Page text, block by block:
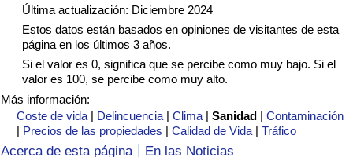
Última actualización: Diciembre 2024
Estos datos están basados en opiniones de visitantes de esta
página en los últimos 3 años.
Si el valor es 0, significa que se percibe como muy bajo. Si el
valor es 100, se percibe como muy alto.
Más información:
Coste de vida | Delincuencia |Clima |Sanidad |Contaminación
| Precios de las propiedades |Calidad de Vida |Tráfico
Acerca de esta página En las Noticias
Contaminación
Índice de Contaminación (Actual)
Índice de contaminación
Índice de Contaminación por País